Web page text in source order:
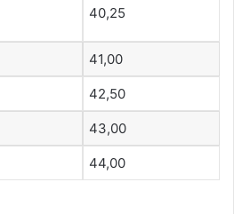
40,25
41,00
42,50
43,00
44,00